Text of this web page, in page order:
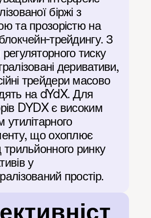
біржі з
та прозорістю на
трейдингу. З
тиску
деривативи,
трейдери масово
на dYdX. Для
DYDX є високим
утилітарного
що охоплює
трильйонного ринку
у
простір.